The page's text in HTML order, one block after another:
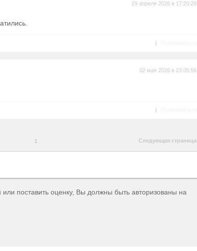
29 апреля 2026 в 17:20:28
|
02 мая 2026 в 23:05:56
|
1 Следующая страница
или поставить оценку, Вы должны быть авторизованы на